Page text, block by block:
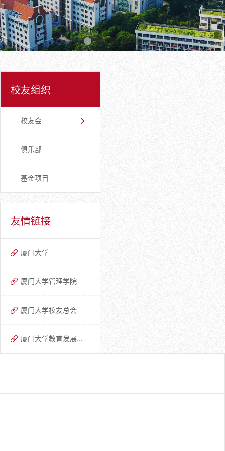
校友组织
校友会
俱乐部
基金项目
友情链接
厦门大学
厦门大学管理学院
厦门大学校友总会
厦门大学教育发展基金会